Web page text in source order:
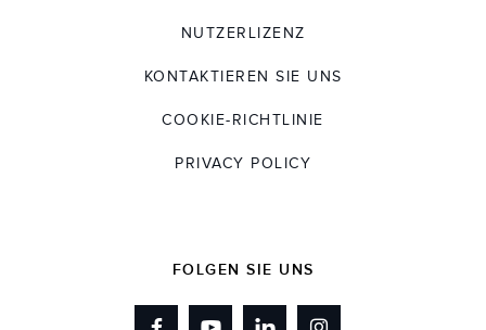
NUTZERLIZENZ
KONTAKTIEREN SIE UNS
COOKIE-RICHTLINIE
PRIVACY POLICY
FOLGEN SIE UNS